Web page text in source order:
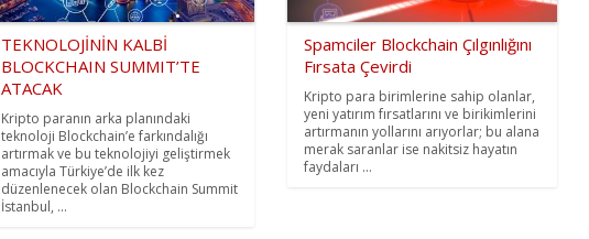
TEKNOLOJİNİN KALBİ
BLOCKCHAIN SUMMIT’TE
ATACAK
Kripto paranın arka planındaki
teknoloji Blockchain’e farkındalığı
artırmak ve bu teknolojiyi geliştirmek
amacıyla Türkiye’de ilk kez
düzenlenecek olan Blockchain Summit
İstanbul, ...
Spamciler Blockchain Çılgınlığını
Fırsata Çevirdi
Kripto para birimlerine sahip olanlar,
yeni yatırım fırsatlarını ve birikimlerini
artırmanın yollarını arıyorlar; bu alana
merak saranlar ise nakitsiz hayatın
faydaları ...